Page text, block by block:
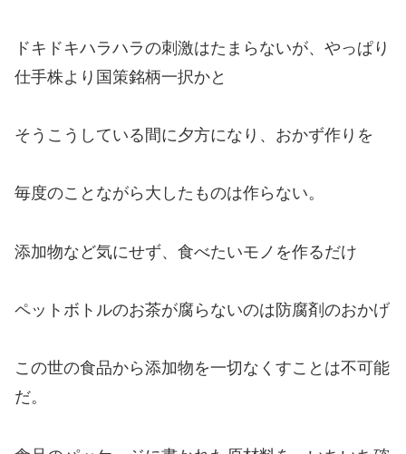
ドキドキハラハラの刺激はたまらないが、やっぱり
仕手株より国策銘柄一択かと
そうこうしている間に夕方になり、おかず作りを
毎度のことながら大したものは作らない。
添加物など気にせず、食べたいモノを作るだけ
ペットボトルのお茶が腐らないのは防腐剤のおかげ
この世の食品から添加物を一切なくすことは不可能
だ。